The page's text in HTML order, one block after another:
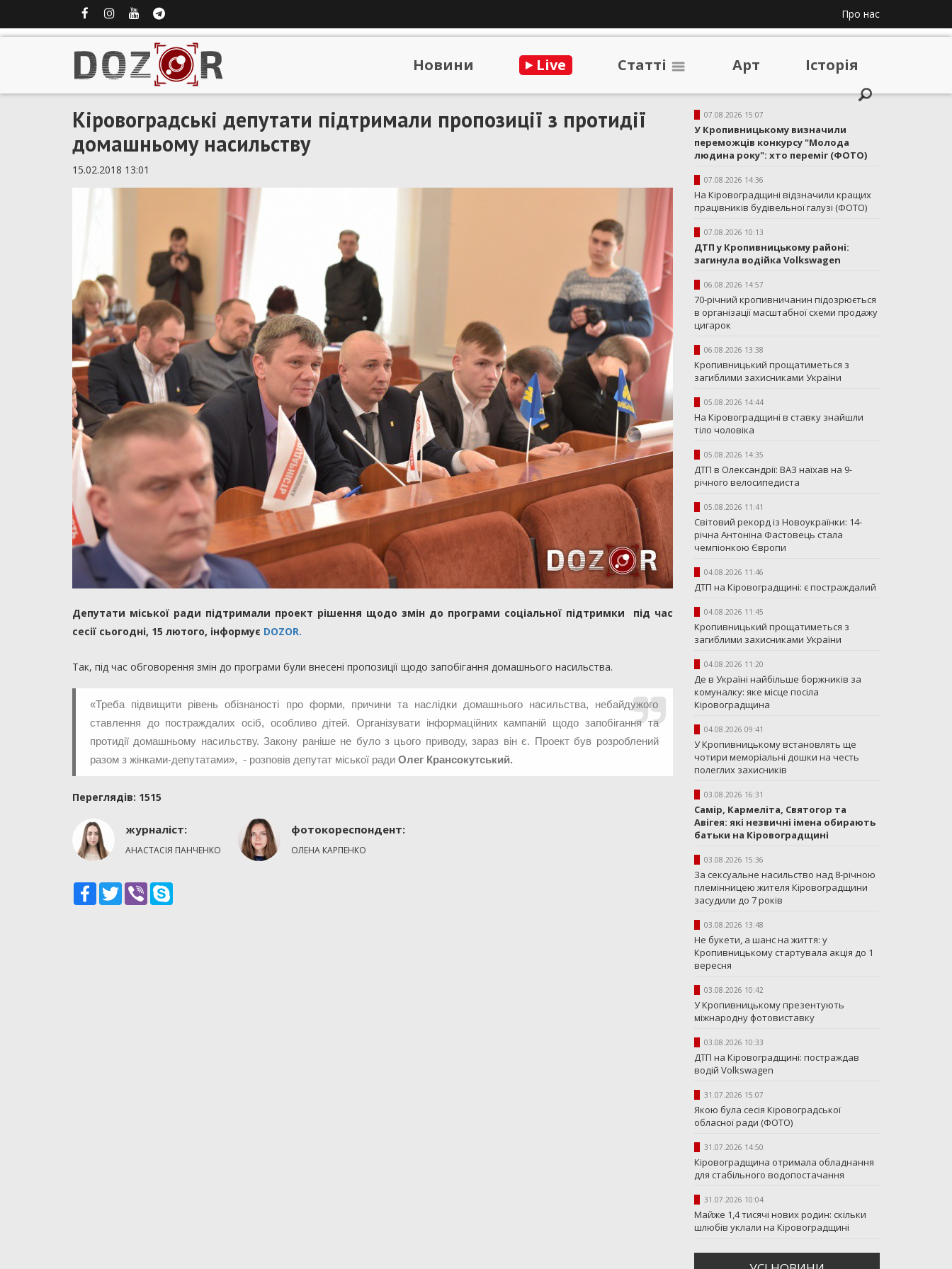
Про нас
Новини Live Статтi Арт Iсторiя
Кіровоградські депутати підтримали пропозиції з протидії
домашньому насильству
15.02.2018 13:01
Депутати міської ради підтримали проект рішення щодо змін до програми соціальної підтримки під час
сесії сьогодні, 15 лютого, інформує DOZOR.
Так, під час обговорення змін до програми були внесені пропозиції щодо запобігання домашнього насильства.
«Треба підвищити рівень обізнаності про форми, причини та наслідки домашнього насильства, небайдужого
ставлення до постраждалих осіб, особливо дітей. Організувати інформаційних кампаній щодо запобігання та
протидії домашньому насильству. Закону раніше не було з цього приводу, зараз він є. Проект був розроблений
разом з жінками-депутатами», - розповів депутат міської ради Олег Крансокутський.
Переглядiв: 1515
журналіст:
АНАСТАСІЯ ПАНЧЕНКО
фотокореспондент:
ОЛЕНА КАРПЕНКО
Facebook
TwitterViber
07.08.2026 15:07
У Кропивницькому визначили
переможців конкурсу "Молода
людина року": хто переміг (ФОТО)
07.08.2026 14:36
На Кіровоградщині відзначили кращих
працівників будівельної галузі (ФОТО)
07.08.2026 10:13
ДТП у Кропивницькому районі:
загинула водійка Volkswagen
06.08.2026 14:57
70-річний кропивничанин підозрюється
в організації масштабної схеми продажу
цигарок
06.08.2026 13:38
Кропивницький прощатиметься з
загиблими захисниками України
05.08.2026 14:44
На Кіровоградщині в ставку знайшли
тіло чоловіка
05.08.2026 14:35
ДТП в Олександрії: ВАЗ наїхав на 9-
річного велосипедиста
05.08.2026 11:41
Світовий рекорд із Новоукраїнки: 14-
річна Антоніна Фастовець стала
чемпіонкою Європи
04.08.2026 11:46
ДТП на Кіровоградщині: є постраждалий
04.08.2026 11:45
Кропивницький прощатиметься з
загиблими захисниками України
04.08.2026 11:20
Де в Україні найбільше боржників за
комуналку: яке місце посіла
Кіровоградщина
04.08.2026 09:41
У Кропивницькому встановлять ще
чотири меморіальні дошки на честь
полеглих захисників
03.08.2026 16:31
Самір, Кармеліта, Святогор та
Авігея: які незвичні імена обирають
батьки на Кіровоградщині
03.08.2026 15:36
За сексуальне насильство над 8-річною
племінницею жителя Кіровоградщини
засудили до 7 років
03.08.2026 13:48
Не букети, а шанс на життя: у
Кропивницькому стартувала акція до 1
вересня
03.08.2026 10:42
У Кропивницькому презентують
міжнародну фотовиставку
03.08.2026 10:33
ДТП на Кіровоградщині: постраждав
водій Volkswagen
31.07.2026 15:07
Якою була сесія Кіровоградської
обласної ради (ФОТО)
31.07.2026 14:50
Кіровоградщина отримала обладнання
для стабільного водопостачання
31.07.2026 10:04
Майже 1,4 тисячі нових родин: скільки
шлюбів уклали на Кіровоградщині